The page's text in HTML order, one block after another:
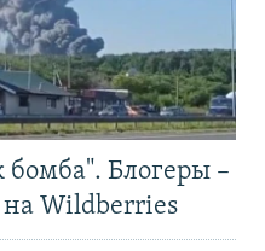
Блогеры –
на Wildberries